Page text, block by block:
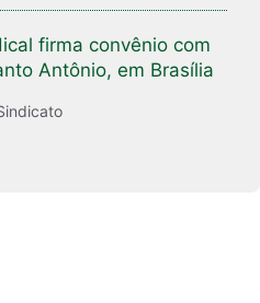
firma convênio com
Antônio, em Brasília